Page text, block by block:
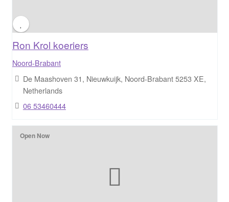
Ron Krol koeriers
Noord-Brabant
De Maashoven 31, Nieuwkuijk, Noord-Brabant 5253 XE,
Netherlands
06 53460444
Open Now